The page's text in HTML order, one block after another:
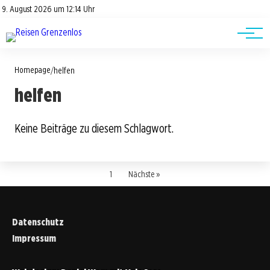
9. August 2026 um 12:14 Uhr
Datenschutz
Road Trips
Reisetipps
Homepage/helfen
helfen
Keine Beiträge zu diesem Schlagwort.
1 Nächste »
Datenschutz
Impressum